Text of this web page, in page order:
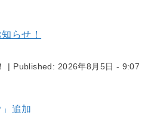
らせ！
| Published: 2026年8月5日 - 9:07
追加